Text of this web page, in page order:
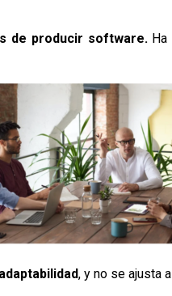
de producir software. Ha
, y no se ajusta